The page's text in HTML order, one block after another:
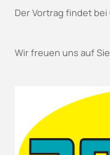
Der Vortrag findet
Wir freuen uns auf